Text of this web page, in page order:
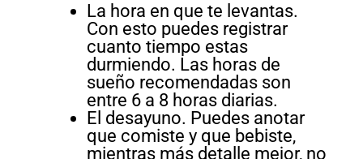
La hora en que te levantas.
Con esto puedes registrar
cuanto tiempo estas
durmiendo. Las horas de
sueño recomendadas son
entre 6 a 8 horas diarias.
El desayuno. Puedes anotar
que comiste y que bebiste,
mientras más detalle mejor, no